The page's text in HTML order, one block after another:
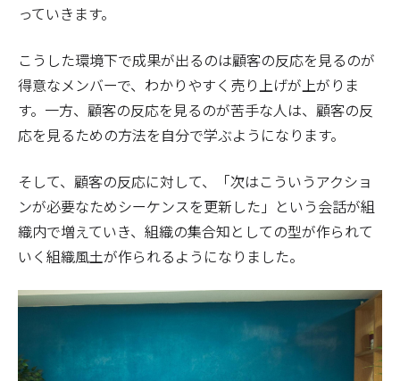
っていきます。
こうした環境下で成果が出るのは顧客の反応を見るのが
得意なメンバーで、わかりやすく売り上げが上がりま
す。一方、顧客の反応を見るのが苦手な人は、顧客の反
応を見るための方法を自分で学ぶようになります。
そして、顧客の反応に対して、「次はこういうアクショ
ンが必要なためシーケンスを更新した」という会話が組
織内で増えていき、組織の集合知としての型が作られて
いく組織風土が作られるようになりました。